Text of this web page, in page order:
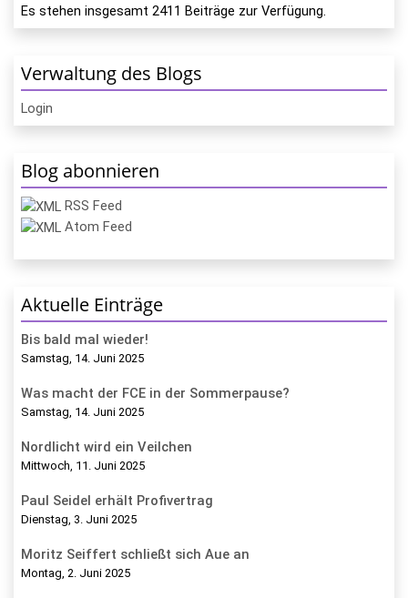
Es stehen insgesamt 2411 Beiträge zur Verfügung.
Verwaltung des Blogs
Login
Blog abonnieren
RSS Feed
Atom Feed
Aktuelle Einträge
Bis bald mal wieder!
Samstag, 14. Juni 2025
Was macht der FCE in der Sommerpause?
Samstag, 14. Juni 2025
Nordlicht wird ein Veilchen
Mittwoch, 11. Juni 2025
Paul Seidel erhält Profivertrag
Dienstag, 3. Juni 2025
Moritz Seiffert schließt sich Aue an
Montag, 2. Juni 2025